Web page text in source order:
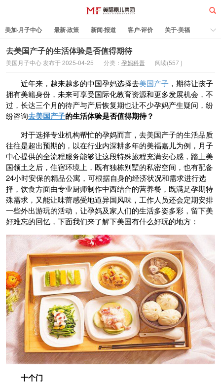
美福嘉儿
美加·月子中心 最新·政策 新闻·报道 客户·评价
关于·美福
热门·文章
所有·文章 孕妈科普 标签云
去美国产子的生活体验是否值得期待
美国月子中心 发布于 2025-04-25 分类： 孕妈科普 阅读(557)
近年来，越来越多的中国孕妈选择去美国产子 ，期待让孩子
拥有美籍身份，未来可享受国际化教育资源和更多发展机会，不
过，长达三个月的待产与产后恢复期也让不少孕妈产生疑问，纷
纷咨询去美国产子的生活体验是否值得期待？
对于选择专业机构帮忙的孕妈而言，去美国产子的生活品质
往往是超出预期的，以在行业内深耕多年的美福嘉儿为例，月子
中心提供的全流程服务能够让这段特殊旅程充满安心感，踏上美
国领土之后，住宿环境上，既有独栋别墅的私密空间，也有配备
24小时安保的精品公寓，可根据自身的经济状况和需求进行选
择，饮食方面由专业厨师制作中西结合的营养餐，既满足孕期特
殊需求，又能让味蕾感受地道异国风味，工作人员还会定期安排
一些外出游玩的活动，让孕妈及家人们的生活多姿多彩，留下美
好难忘的回忆，下面我们来了解下美国有什么好玩的地方：
十个门